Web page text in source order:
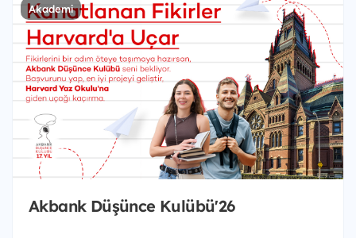
Akademi
Akbank Düşünce Kulübü'26